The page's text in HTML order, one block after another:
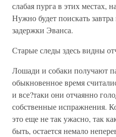
слабая пурга в этих местах,
Нужно будет поискать
задержки Эванса.
Старые следы здесь видны
Лошади и собаки получают
обыкновенное время
и все?таки они отчаянно
собственные испражнения.
это еще не так ужасно, так
быть, остается немало